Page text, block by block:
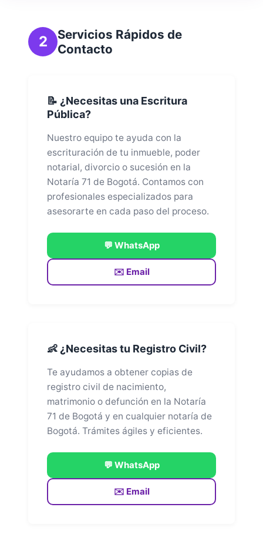
2
Servicios Rápidos de
Contacto
📝 ¿Necesitas una Escritura
Pública?
Nuestro equipo te ayuda con la
escrituración de tu inmueble, poder
notarial, divorcio o sucesión en la
Notaría 71 de Bogotá. Contamos con
profesionales especializados para
asesorarte en cada paso del proceso.
💬 WhatsApp
✉️ Email
👶 ¿Necesitas tu Registro Civil?
Te ayudamos a obtener copias de
registro civil de nacimiento,
matrimonio o defunción en la Notaría
71 de Bogotá y en cualquier notaría de
Bogotá. Trámites ágiles y eficientes.
💬 WhatsApp
✉️ Email